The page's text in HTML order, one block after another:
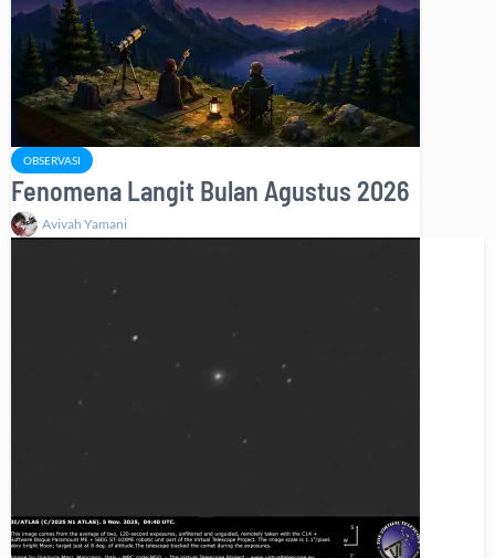
OBSERVASI
Fenomena Langit Bulan Agustus 2026
Avivah Yamani